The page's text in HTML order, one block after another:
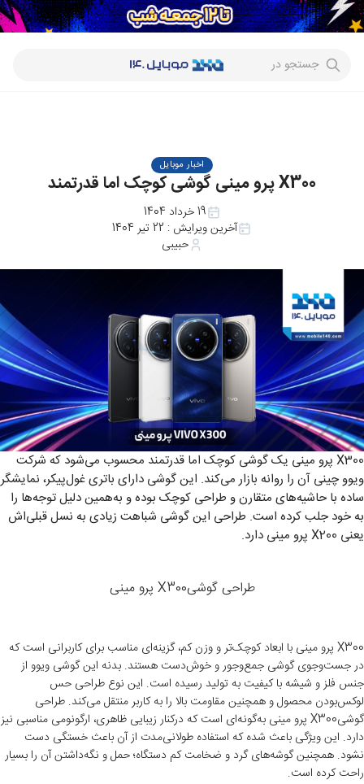
جستجو در
اخبار موبایل
X300 پرو مینی گوشی کوچک اما قدرتمند
19 خرداد 1404
آخرین ویرایش : 22 تیر 1404
حبیبی
X300 پرو مینی یک گوشی کوچک اما قدرتمند محسوب می‌شود که شرکت
ویوو چینی آن را روانه بازار می‌کند. این گوشی دارای باتری غول‌پیکر، نمایشگر
ساده با حاشیه‌های متقارن و طراحی کوچک بوده و به‌همین دلیل توجه‌ها را
به خود جلب کرده است. طراحی این گوشی شباهت زیادی به نسل قبلی‌اش
یعنی X200 پرو مینی دارد.
طراحی گوشیX300 پرو مینی
X300 پرو مینی با ابعاد کوچک‌تر و وزن کم، گزینه‌ای مناسب برای کاربرانی است که
در جست‌وجوی گوشی جمع‌وجور و خوش‌دست هستند. بدنه این گوشی ویوو از
جنس فلز و شیشه با کیفیت به تولید رسیده است. این نوع طراحی حس
لوکس‌بودن محصول و همچنین مقاومت بالا را به کاربر منتقل می‌کند. طراحی
گوشیX300 پرو مینی به‌گونه‌ای است که درکنار زیبایی ظاهری، ارگونومی مناسبی نیز
دارد. این ویژگی باعث شده که استفاده طولانی‌مدت از آن باعث خستگی دست
نشود. همچنین گوشه‌های گرد و ضخامت کم دستگاه؛ حمل و نگه‌داشتن آن را بسیار
راحت کرده است.